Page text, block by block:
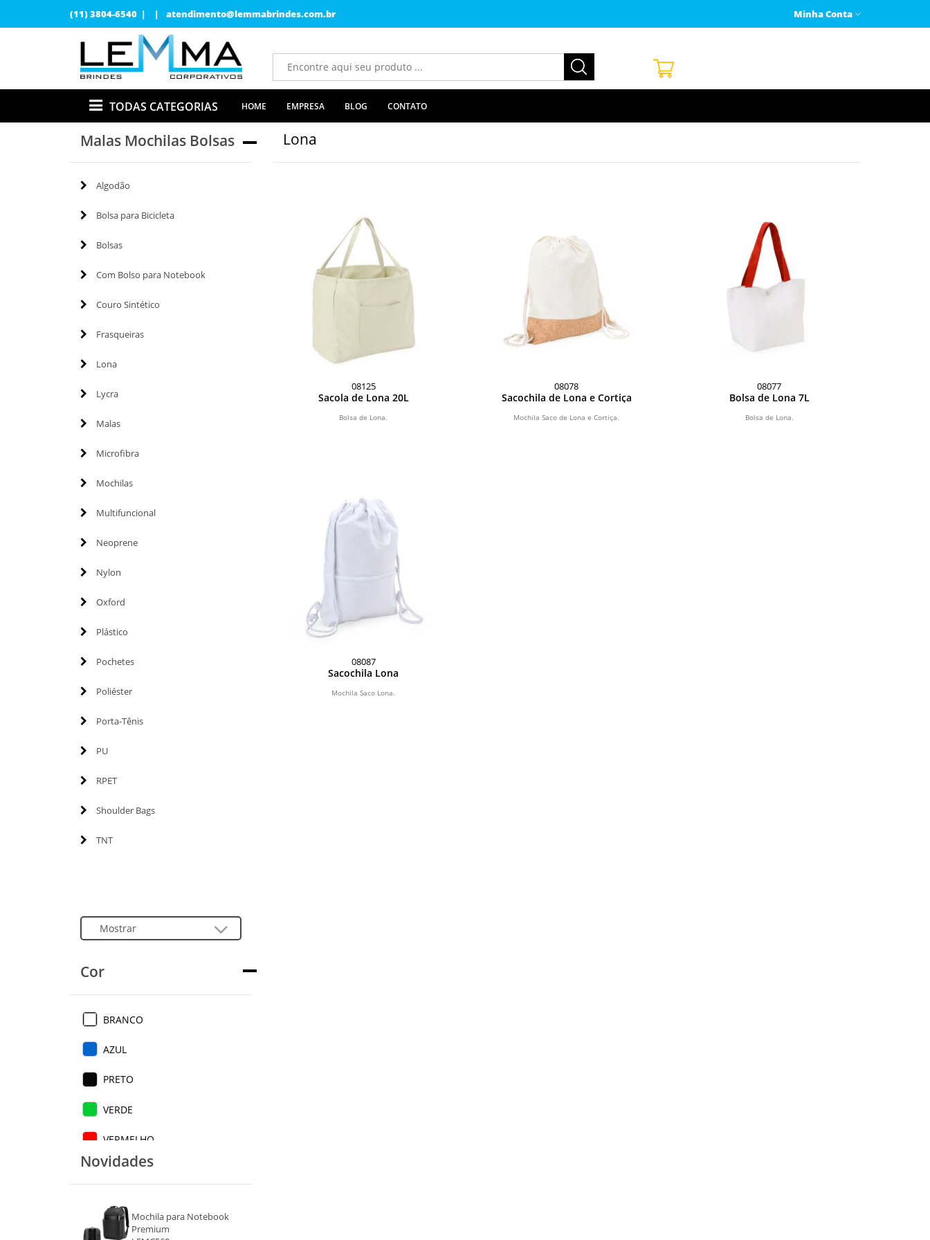
(11) 3804-6540 | | atendimento@lemmabrindes.com.br Minha Conta
TODAS CATEGORIAS HOME EMPRESA BLOG CONTATO
Malas Mochilas Bolsas
Algodão
Bolsa para Bicicleta
Bolsas
Com Bolso para Notebook
Couro Sintético
Frasqueiras
Lona
Lycra
Malas
Microfibra
Mochilas
Multifuncional
Neoprene
Nylon
Oxford
Plástico
Pochetes
Poliéster
Porta-Tênis
PU
RPET
Shoulder Bags
TNT
Cor
BRANCO
AZUL
PRETO
VERDE
VERMELHO
LARANJA
AZUL CLARO
Novidades
Mochila para Notebook
Premium
Lona
08125
Sacola de Lona 20L
Bolsa de Lona.
08078
Sacochila de Lona e Cortiça
Mochila Saco de Lona e Cortiça.
08077
Bolsa de Lona 7L
Bolsa de Lona.
08087
Sacochila Lona
Mochila Saco Lona.